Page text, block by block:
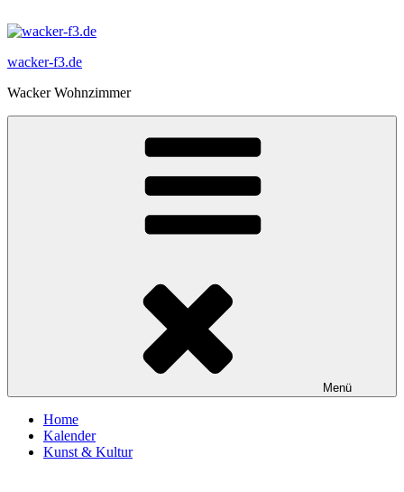
Inhalt
wacker-f3.de
Wacker Wohnzimmer
Menü
Home
Kalender
Kunst & Kultur